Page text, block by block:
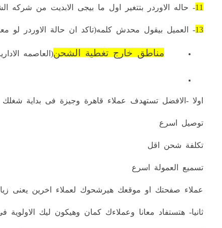
11- حاله الاوردر بتتغير اول ما بيجى الابديت من شركه
13- العميل بيقول محدش كلمه(تاكد ان حالة الاوردر لو
مناطق خارج تغطية الشحن (العاصمه
اولا -الافضل تستهدف عملاء قاهرة وجيزة فى بداية
توصيل اسرع
تكلفة شحن اقل
تسميع العمولة اسرع
عملاء صفحتك او موقعك هيرشحوك لعملاء اخرين
ثانيا- هتستفاد معانا وعملاءك كمان وهيكون ليك